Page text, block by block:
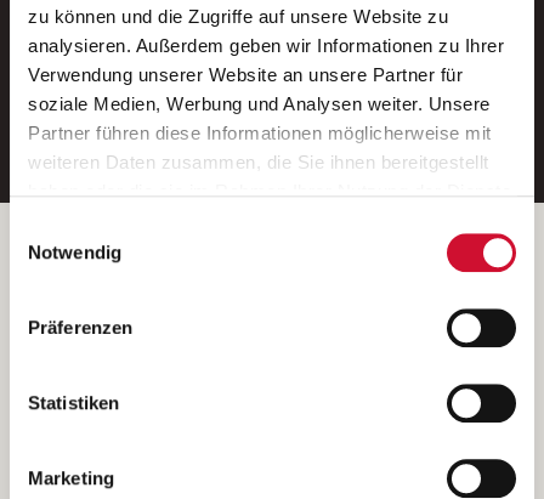
zu können und die Zugriffe auf unsere Website zu
analysieren. Außerdem geben wir Informationen zu Ihrer
Verwendung unserer Website an unsere Partner für
soziale Medien, Werbung und Analysen weiter. Unsere
Partner führen diese Informationen möglicherweise mit
weiteren Daten zusammen, die Sie ihnen bereitgestellt
Wenn Sie auf „Cookies zulassen“ klicken, so stimmen
Sie der Speicherung sämtlicher Cookies zu. Sie können
Ihre Einwilligung selbstverständlich jederzeit widerrufen,
indem Sie die Cookie-Einstellungen aufrufen und diese
unsererDatenschutzerklärung
Notwendig
Präferenzen
Statistiken
Marketing
Ein kostenloser Service von AWO
Jobs.
E-Mail-Adresse eintragen
Betreiber der Webseite
Kantstraße 45a
(Ein Tochterunternehmen des AWO Bezirksverbandes Unterfranken
e.V.)